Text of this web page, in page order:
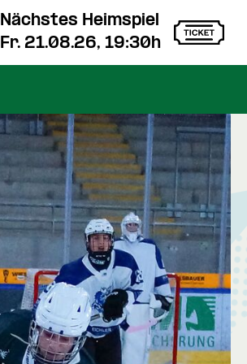
Nächstes Heimspiel
Fr. 21.08.26, 19:30h